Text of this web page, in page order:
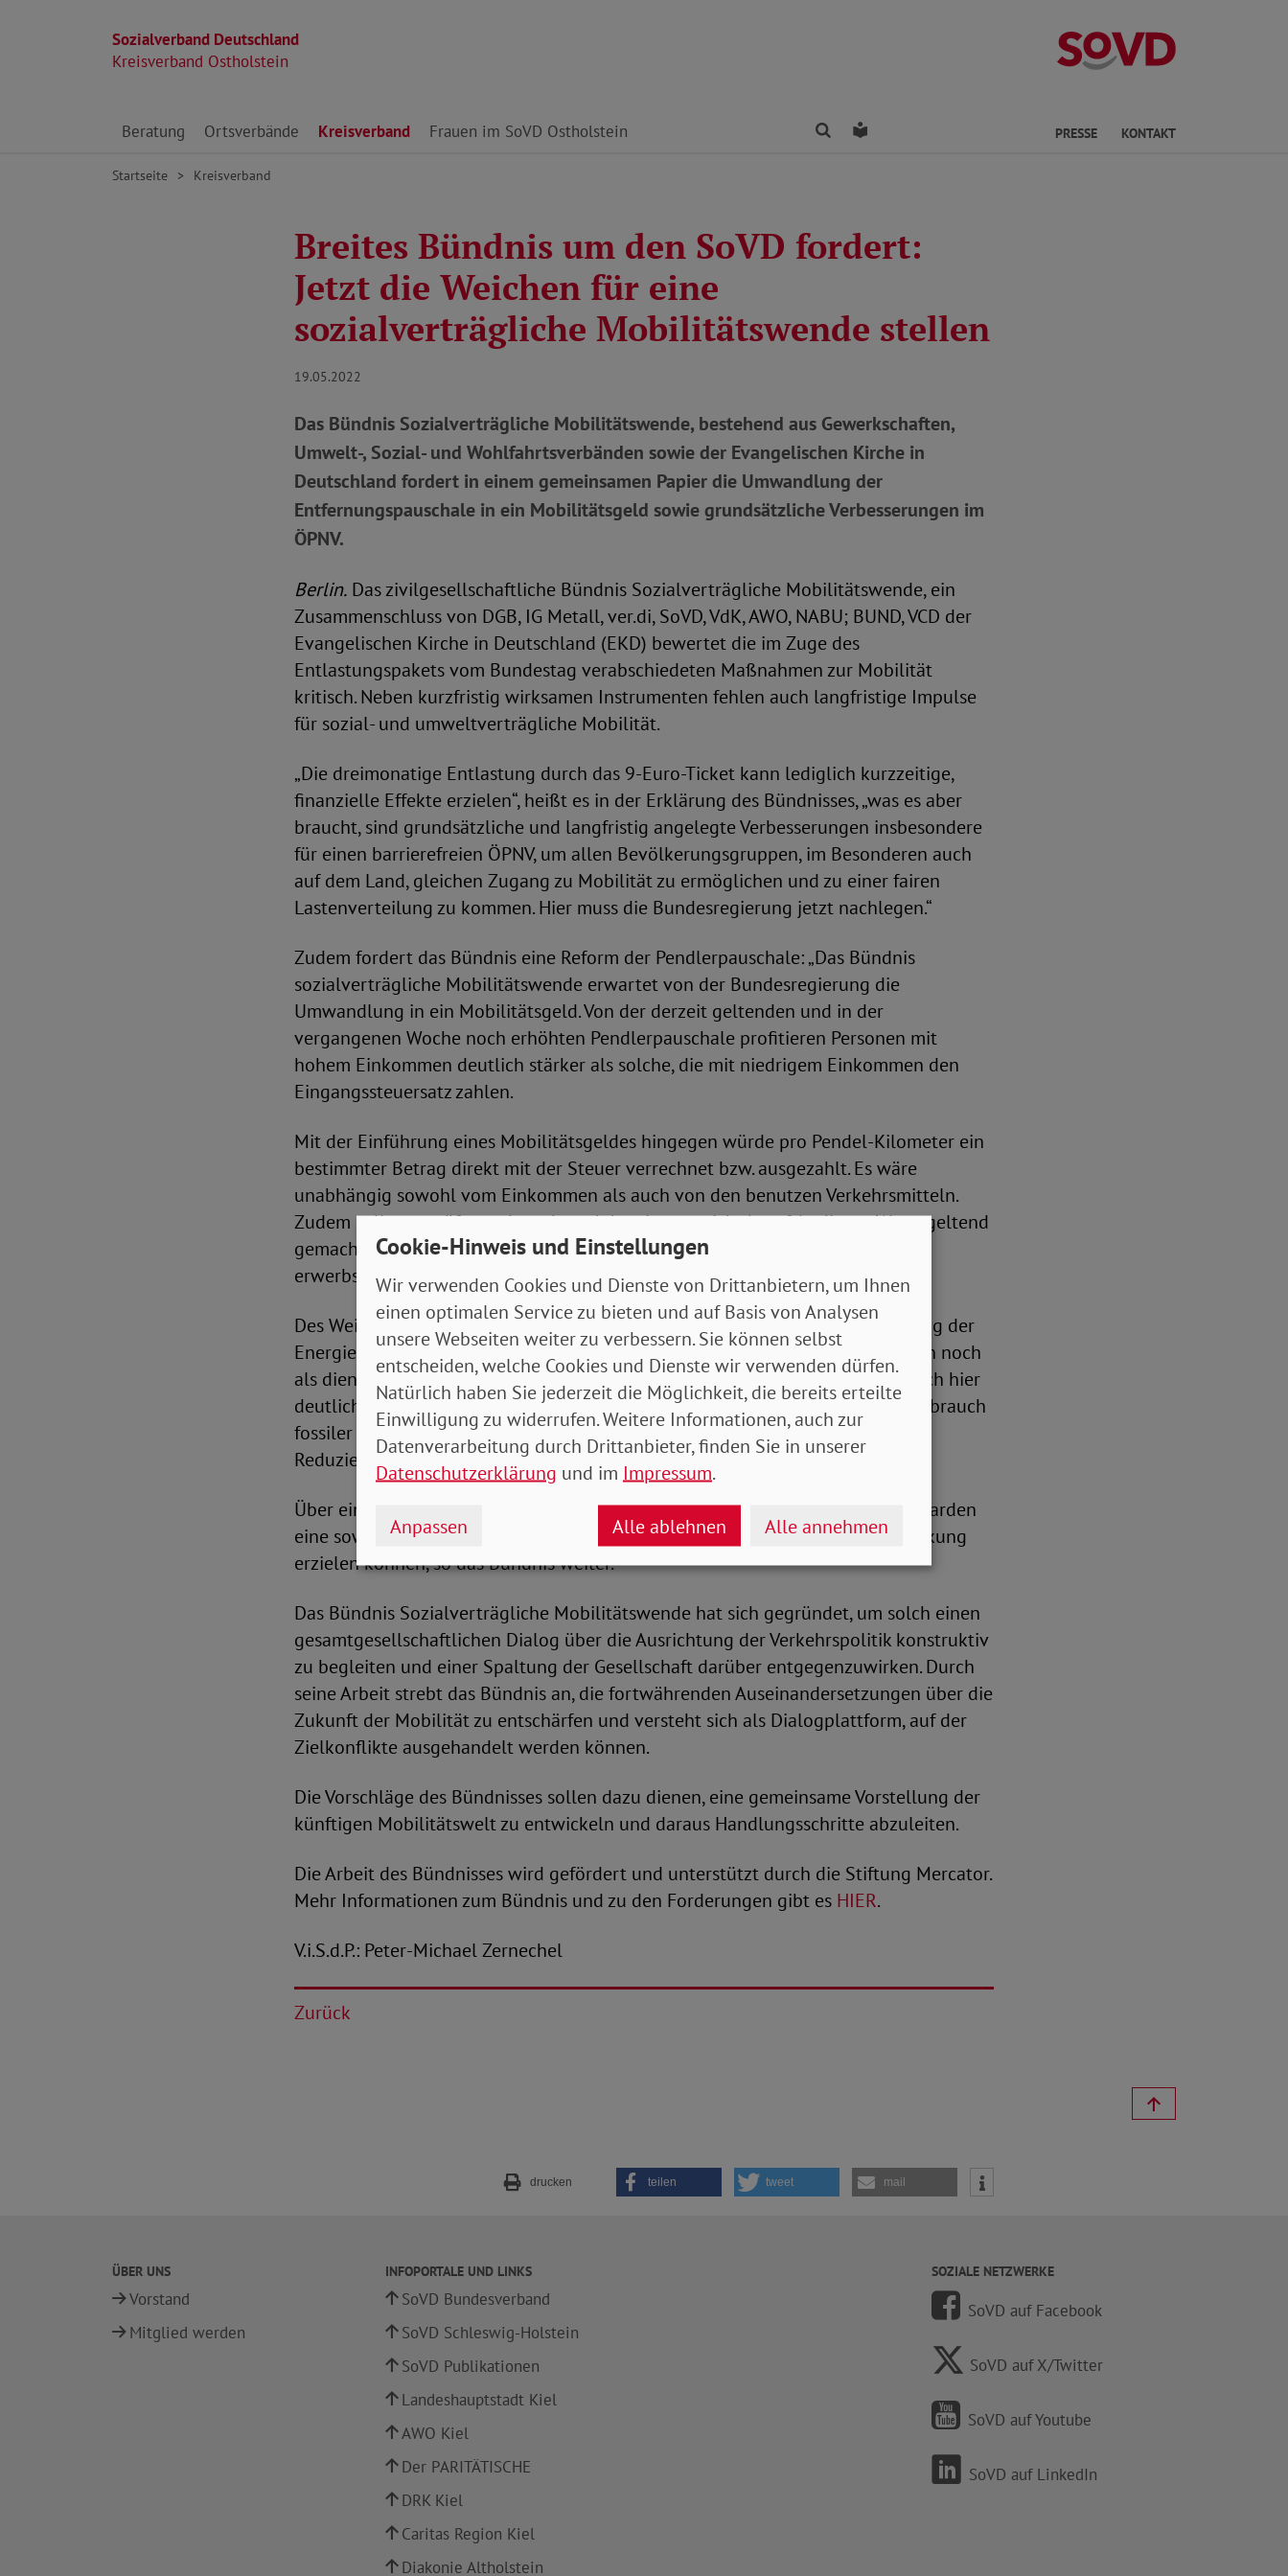
Sozialverband Deutschland
Kreisverband Ostholstein
Kreisverband
Direkt zu den Inhalten springen
Beratung Ortsverbände Kreisverband Frauen im SoVD Ostholstein FindenLeichte Sprache PRESSE KONTAKT
Startseite Kreisverband
Breites Bündnis um den SoVD fordert:
Jetzt die Weichen für eine
sozialverträgliche Mobilitätswende stellen
19.05.2022
Das Bündnis Sozialverträgliche Mobilitätswende, bestehend aus Gewerkschaften,
Umwelt-, Sozial- und Wohlfahrtsverbänden sowie der Evangelischen Kirche in
Deutschland fordert in einem gemeinsamen Papier die Umwandlung der
Entfernungspauschale in ein Mobilitätsgeld sowie grundsätzliche Verbesserungen im
ÖPNV.
Berlin. Das zivilgesellschaftliche Bündnis Sozialverträgliche Mobilitätswende, ein
Zusammenschluss von DGB, IG Metall, ver.di, SoVD, VdK, AWO, NABU; BUND, VCD der
Evangelischen Kirche in Deutschland (EKD) bewertet die im Zuge des
Entlastungspakets vom Bundestag verabschiedeten Maßnahmen zur Mobilität
kritisch. Neben kurzfristig wirksamen Instrumenten fehlen auch langfristige Impulse
für sozial- und umweltverträgliche Mobilität.
„Die dreimonatige Entlastung durch das 9-Euro-Ticket kann lediglich kurzzeitige,
finanzielle Effekte erzielen“, heißt es in der Erklärung des Bündnisses, „was es aber
braucht, sind grundsätzliche und langfristig angelegte Verbesserungen insbesondere
für einen barrierefreien ÖPNV, um allen Bevölkerungsgruppen, im Besonderen auch
auf dem Land, gleichen Zugang zu Mobilität zu ermöglichen und zu einer fairen
Lastenverteilung zu kommen. Hier muss die Bundesregierung jetzt nachlegen.“
Zudem fordert das Bündnis eine Reform der Pendlerpauschale: „Das Bündnis
sozialverträgliche Mobilitätswende erwartet von der Bundesregierung die
Umwandlung in ein Mobilitätsgeld. Von der derzeit geltenden und in der
vergangenen Woche noch erhöhten Pendlerpauschale profitieren Personen mit
hohem Einkommen deutlich stärker als solche, die mit niedrigem Einkommen den
Eingangssteuersatz zahlen.
Mit der Einführung eines Mobilitätsgeldes hingegen würde pro Pendel-Kilometer ein
bestimmter Betrag direkt mit der Steuer verrechnet bzw. ausgezahlt. Es wäre
unabhängig sowohl vom Einkommen als auch von den benutzen Verkehrsmitteln.
Zudem sollte geprüft werden, ob auch bestimmte nicht berufsbedingte Wege geltend
gemacht werden können, um das Mobilitätsgeld nicht ausschließlich auf
erwerbstätige Personen zu beschränken“
Des Weiteren erklärt das Bündnis auch die beschlossene dreimonatige Senkung der
Energiesteuern für Kraftstoffe im Straßenverkehr als weder sozial ausgewogen noch
als dienlich für den Klimaschutz. „Einkommensstarke Haushalte profitieren auch hier
deutlich stärker, da diese statistisch mehr Kraftstoff verbrauchen. Statt den Verbrauch
fossiler Energien weiter zu fördern, braucht es Anreize zum Sparen und zur
Reduzierung von Abhängigkeiten“.
Über eine gezielte Entlastung von Härtefällen hätten die veranschlagten Milliarden
eine sowohl ökologisch als auch sozial und sogar wirtschaftlich sinnvolle Wirkung
erzielen können, so das Bündnis weiter.
Das Bündnis Sozialverträgliche Mobilitätswende hat sich gegründet, um solch einen
gesamtgesellschaftlichen Dialog über die Ausrichtung der Verkehrspolitik konstruktiv
zu begleiten und einer Spaltung der Gesellschaft darüber entgegenzuwirken. Durch
seine Arbeit strebt das Bündnis an, die fortwährenden Auseinandersetzungen über die
Zukunft der Mobilität zu entschärfen und versteht sich als Dialogplattform, auf der
Zielkonflikte ausgehandelt werden können.
Die Vorschläge des Bündnisses sollen dazu dienen, eine gemeinsame Vorstellung der
künftigen Mobilitätswelt zu entwickeln und daraus Handlungsschritte abzuleiten.
Die Arbeit des Bündnisses wird gefördert und unterstützt durch die Stiftung Mercator.
Mehr Informationen zum Bündnis und zu den Forderungen gibt es HIER.
V.i.S.d.P.: Peter-Michael Zernechel
Zurück
drucken teilen tweet mail
ÜBER UNS
Vorstand
Mitglied werden
INFOPORTALE UND LINKS
SoVD Bundesverband
SoVD Schleswig-Holstein
SoVD Publikationen
Landeshauptstadt Kiel
AWO Kiel
Der PARITÄTISCHE
DRK Kiel
Caritas Region Kiel
Diakonie Altholstein
SOZIALE NETZWERKE
SoVD auf Facebook
SoVD auf X/Twitter
SoVD auf Youtube
SoVD auf LinkedIn
Cookie-Hinweis und Einstellungen
Wir verwenden Cookies und Dienste von Drittanbietern, um Ihnen
einen optimalen Service zu bieten und auf Basis von Analysen
unsere Webseiten weiter zu verbessern. Sie können selbst
entscheiden, welche Cookies und Dienste wir verwenden dürfen.
Natürlich haben Sie jederzeit die Möglichkeit, die bereits erteilte
Einwilligung zu widerrufen. Weitere Informationen, auch zur
Datenverarbeitung durch Drittanbieter, finden Sie in unserer
Datenschutzerklärung und im Impressum.
Anpassen Alle ablehnen Alle annehmen